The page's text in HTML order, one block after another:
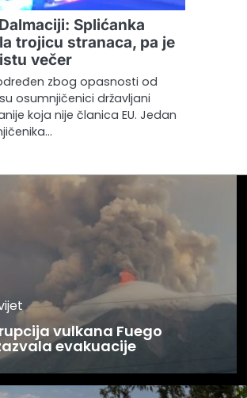
Splićanka
trojicu stranaca, pa je
večer
zbog opasnosti od
osumnjičenici državljani
koja nije članica EU. Jedan
vulkana Fuego
evakuacije